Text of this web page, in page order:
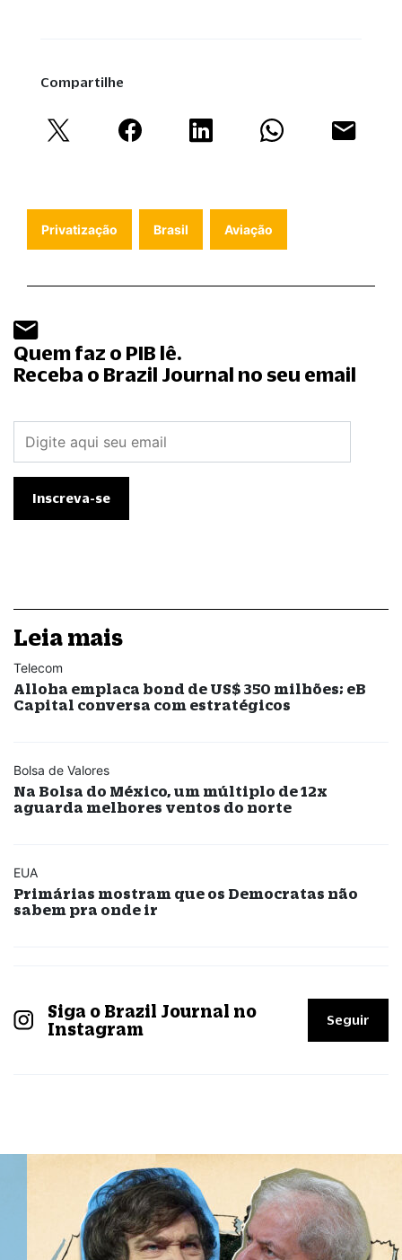
Compartilhe
Privatização Brasil Aviação
Quem faz o PIB lê.
Receba o Brazil Journal no seu email
Leia mais
Telecom
Alloha emplaca bond de US$ 350 milhões; eB
Capital conversa com estratégicos
Bolsa de Valores
Na Bolsa do México, um múltiplo de 12x
aguarda melhores ventos do norte
EUA
Primárias mostram que os Democratas não
sabem pra onde ir
Siga o Brazil Journal no
Instagram
Seguir